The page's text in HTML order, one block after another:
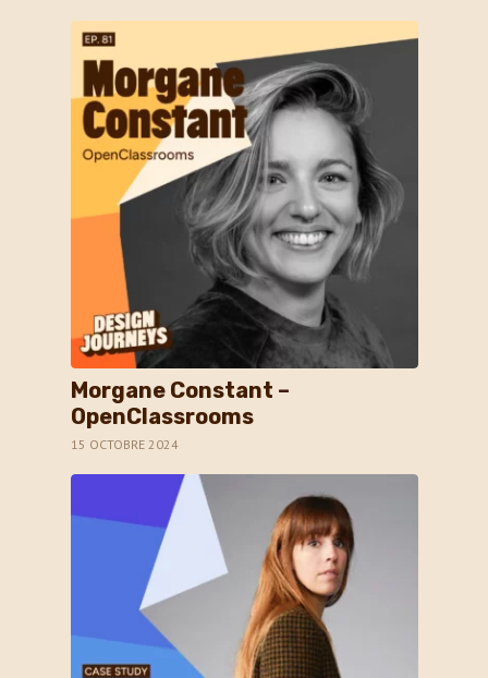
Morgane Constant –
OpenClassrooms
15 OCTOBRE 2024